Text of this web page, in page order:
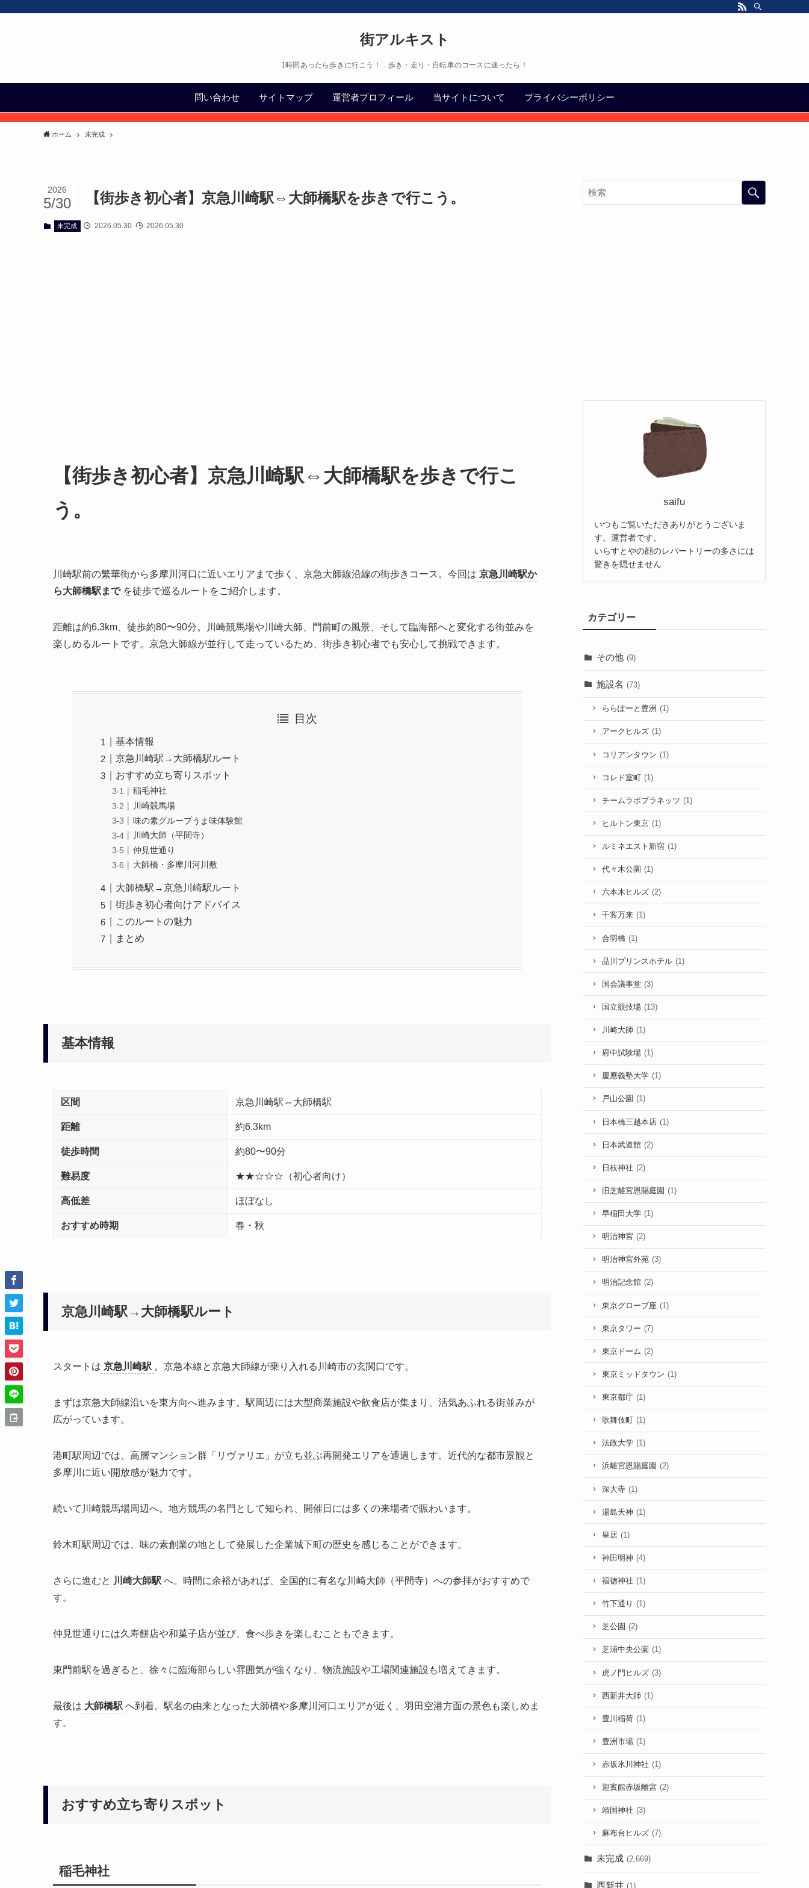
街アルキスト
1時間あったら歩きに行こう！ 歩き・走り・自転車のコースに迷ったら！
問い合わせ サイトマップ 運営者プロフィール 当サイトについて プライバシーポリシー
ホーム 未完成
【街歩き初心者】京急川崎駅⇔大師橋駅を歩きで行こう。
2026
5/30
未完成 2026.05.30 2026.05.30
【街歩き初心者】京急川崎駅⇔大師橋駅を歩きで行こ
う。
川崎駅前の繁華街から多摩川河口に近いエリアまで歩く、京急大師線沿線の街歩きコース。今回は 京急川崎駅か
ら大師橋駅まで を徒歩で巡るルートをご紹介します。
距離は約6.3km、徒歩約80〜90分。川崎競馬場や川崎大師、門前町の風景、そして臨海部へと変化する街並みを
楽しめるルートです。京急大師線が並行して走っているため、街歩き初心者でも安心して挑戦できます。
目次
基本情報
京急川崎駅→大師橋駅ルート
おすすめ立ち寄りスポット
稲毛神社
川崎競馬場
味の素グループうま味体験館
川崎大師（平間寺）
仲見世通り
大師橋・多摩川河川敷
大師橋駅→京急川崎駅ルート
街歩き初心者向けアドバイス
このルートの魅力
まとめ
基本情報
区間 京急川崎駅⇔大師橋駅
距離 約6.3km
徒歩時間 約80〜90分
難易度 ★★☆☆☆（初心者向け）
高低差 ほぼなし
おすすめ時期 春・秋
京急川崎駅→大師橋駅ルート
スタートは 京急川崎駅 。京急本線と京急大師線が乗り入れる川崎市の玄関口です。
まずは京急大師線沿いを東方向へ進みます。駅周辺には大型商業施設や飲食店が集まり、活気あふれる街並みが
広がっています。
港町駅周辺では、高層マンション群「リヴァリエ」が立ち並ぶ再開発エリアを通過します。近代的な都市景観と
多摩川に近い開放感が魅力です。
続いて川崎競馬場周辺へ。地方競馬の名門として知られ、開催日には多くの来場者で賑わいます。
鈴木町駅周辺では、味の素創業の地として発展した企業城下町の歴史を感じることができます。
さらに進むと 川崎大師駅 へ。時間に余裕があれば、全国的に有名な川崎大師（平間寺）への参拝がおすすめで
す。
仲見世通りには久寿餅店や和菓子店が並び、食べ歩きを楽しむこともできます。
東門前駅を過ぎると、徐々に臨海部らしい雰囲気が強くなり、物流施設や工場関連施設も増えてきます。
最後は 大師橋駅 へ到着。駅名の由来となった大師橋や多摩川河口エリアが近く、羽田空港方面の景色も楽しめま
す。
おすすめ立ち寄りスポット
稲毛神社
saifu
いつもご覧いただきありがとうございま
す。運営者です。
いらすとやの顔のレパートリーの多さには
驚きを隠せません
カテゴリー
その他 (9)
施設名 (73)
ららぽーと豊洲 (1)
アークヒルズ (1)
コリアンタウン (1)
コレド室町 (1)
チームラボプラネッツ (1)
ヒルトン東京 (1)
ルミネエスト新宿 (1)
代々木公園 (1)
六本木ヒルズ (2)
千客万来 (1)
合羽橋 (1)
品川プリンスホテル (1)
国会議事堂 (3)
国立競技場 (13)
川崎大師 (1)
府中試験場 (1)
慶應義塾大学 (1)
戸山公園 (1)
日本橋三越本店 (1)
日本武道館 (2)
日枝神社 (2)
旧芝離宮恩賜庭園 (1)
早稲田大学 (1)
明治神宮 (2)
明治神宮外苑 (3)
明治記念館 (2)
東京グローブ座 (1)
東京タワー (7)
東京ドーム (2)
東京ミッドタウン (1)
東京都庁 (1)
歌舞伎町 (1)
法政大学 (1)
浜離宮恩賜庭園 (2)
深大寺 (1)
湯島天神 (1)
皇居 (1)
神田明神 (4)
福徳神社 (1)
竹下通り (1)
芝公園 (2)
芝浦中央公園 (1)
虎ノ門ヒルズ (3)
西新井大師 (1)
豊川稲荷 (1)
豊洲市場 (1)
赤坂氷川神社 (1)
迎賓館赤坂離宮 (2)
靖国神社 (3)
麻布台ヒルズ (7)
未完成 (2,669)
西新井 (1)